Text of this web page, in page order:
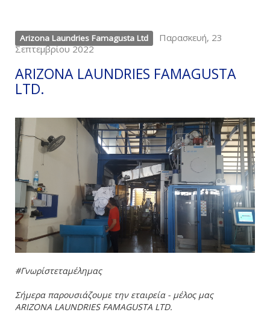
Arizona Laundries Famagusta Ltd
Παρασκευή, 23
Σεπτεμβρίου 2022
ARIZONA LAUNDRIES FAMAGUSTA
LTD.
#Γνωρίστεταμέλημας
Σήμερα παρουσιάζουμε την εταιρεία - μέλος μας
ARIZONA LAUNDRIES FAMAGUSTA LTD.